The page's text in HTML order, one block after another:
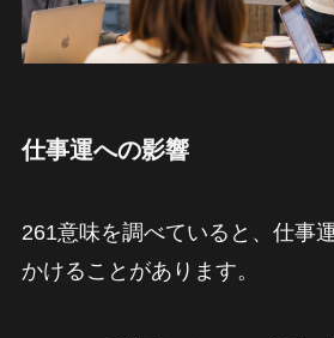
仕事運への影響
261意味を調べていると、仕事
かけることがあります。